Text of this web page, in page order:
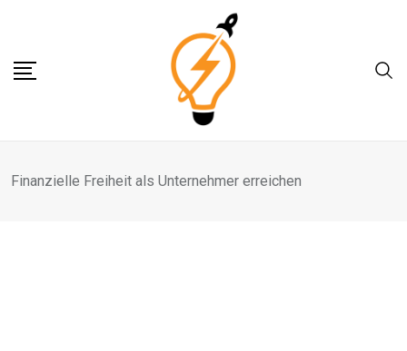
content
Finanzielle Freiheit als Unternehmer erreichen